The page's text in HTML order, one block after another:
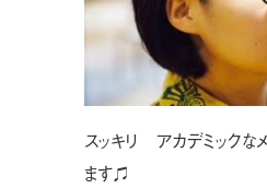
スッキリ アカデミックな
ます♫